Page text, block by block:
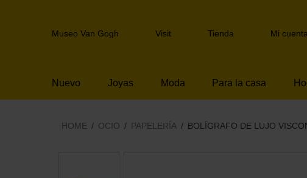
to
Header
Museo Van Gogh Visit Tienda Mi cuenta
Nuevo Joyas Moda Para la casa
HOME OCIO PAPELERÍA BOLÍGRAFO DE LUJO